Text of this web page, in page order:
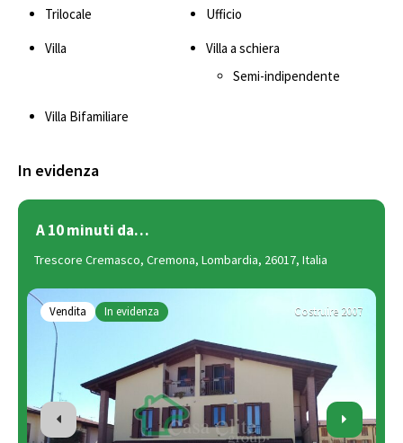
Trilocale
Ufficio
Villa
Villa a schiera
Semi-indipendente
Villa Bifamiliare
In evidenza
A 10 minuti da…
Trescore Cremasco, Cremona, Lombardia, 26017, Italia
Vendita In evidenza Costruire 2007